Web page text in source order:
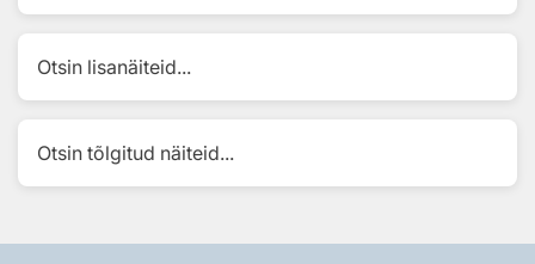
Otsin lisanäiteid...
Otsin tõlgitud näiteid...